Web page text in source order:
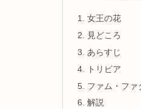
女王の花
見どころ
あらすじ
トリビア
ファム・ファ
解説